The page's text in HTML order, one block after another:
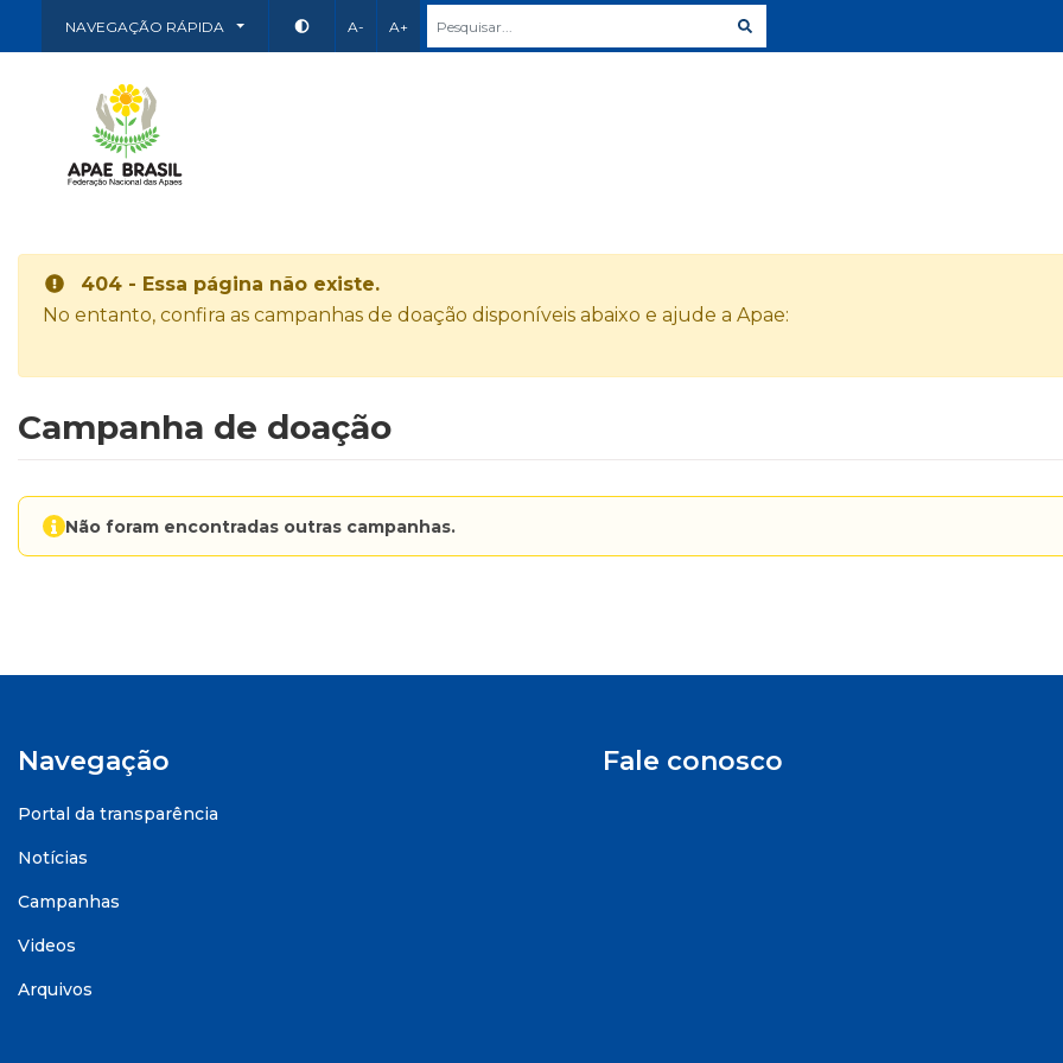
NAVEGAÇÃO RÁPIDA A- A+
404 - Essa página não existe.
No entanto, confira as campanhas de doação disponíveis abaixo e ajude a Apae:
Campanha de doação
Não foram encontradas outras campanhas.
Navegação
Portal da transparência
Notícias
Campanhas
Videos
Arquivos
Fale conosco